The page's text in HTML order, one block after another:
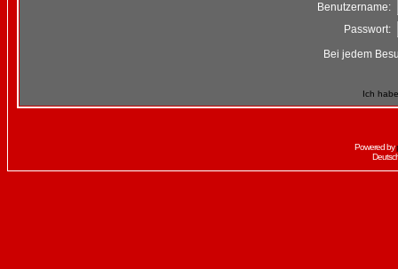
Benutzername:
Passwort:
Bei jedem
Ich
Powered by